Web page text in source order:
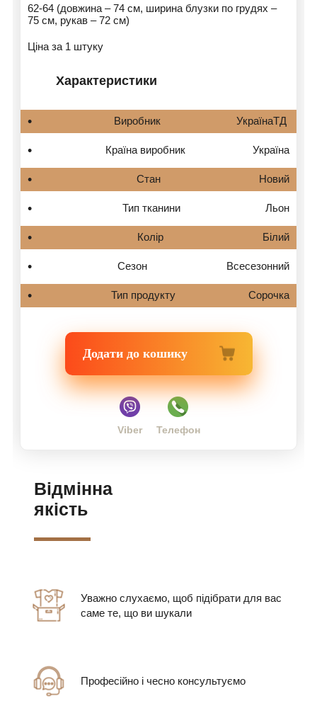
62-64 (довжина – 74 см, ширина блузки по грудях –
75 см, рукав – 72 см)
Ціна за 1 штуку
Характеристики
Виробник УкраїнаТД
Країна виробник Україна
Стан Новий
Тип тканини Льон
Колір Білий
Сезон Всесезонний
Тип продукту Сорочка
Додати до кошику
Viber Телефон
Відмінна
якість
Уважно слухаємо, щоб підібрати для вас
саме те, що ви шукали
Професійно і чесно консультуємо